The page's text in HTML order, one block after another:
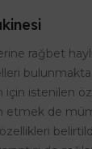
rağbet
için istenilen
de